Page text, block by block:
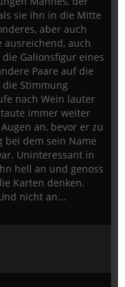
sie ihn in die Mitte
aber auch
auch
Galionsfigur eines
Paare auf die
Stimmung
nach Wein lauter
immer weiter
an, bevor er zu
bei dem sein Name
Uninteressant in
hell an und genoss
Karten denken.
nicht an...